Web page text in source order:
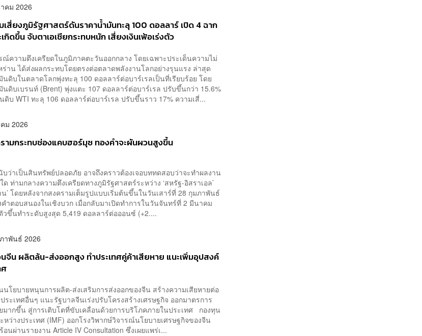
คม 2026
เสี่ยงภูมิรัฐศาสตร์ดันราคาน้ำมันทะลุ 100 ดอลลาร์ เปิด 4 ฉาก
กิดขึ้น จับตาเอเชียกระทบหนัก เสี่ยงเงินเฟ้อเร่งตัว
ณ์ความตึงเครียดในภูมิภาคตะวันออกกลาง โดยเฉพาะประเด็นความไม่
ร่าน ได้ส่งผลกระทบโดยตรงต่อตลาดพลังงานโลกอย่างรุนแรง ล่าสุด
นดิบในตลาดโลกพุ่งทะลุ 100 ดอลลาร์ต่อบาร์เรลเป็นที่เรียบร้อย โดย
นดิบเบรนท์ (Brent) พุ่งแตะ 107 ดอลลาร์ต่อบาร์เรล ปรับขึ้นกว่า 15.6%
ดิบ WTI ทะลุ 106 ดอลลาร์ต่อบาร์เรล ปรับขึ้นราว 17% ความเสี่...
ม 2026
ามกระทบช่องแคบฮอร์มุซ ทองคำจะผันผวนสูงขึ้น
บว่าเป็นสินทรัพย์ปลอดภัย อาจถึงคราวต้องเจอบททดสอบว่าจะทำผลงาน
ด ท่ามกลางความตึงเครียดทางภูมิรัฐศาสตร์ระหว่าง ‘สหรัฐ-อิสราเอล’
น’ โดยหลังจากสงครามเต็มรูปแบบเริ่มต้นขึ้นในวันเสาร์ที่ 28 กุมภาพันธ์
คำตอบสนองในเชิงบวก เมื่อกลับมาเปิดทำการในวันจันทร์ที่ 2 มีนาคม
วขึ้นทำระดับสูงสุด 5,419 ดอลลาร์ต่อออนซ์ (+2....
าพันธ์ 2026
นจีน ผลิตล้น-ส่งออกสูง ทำประเทศคู่ค้าเสียหาย แนะเพิ่มอุปสงค์
ศ
นโยบายหนุนการผลิต-ส่งเสริมการส่งออกของจีน สร้างความเสียหายต่อ
ระเทศอื่นๆ แนะรัฐบาลจีนเร่งปรับโครงสร้างเศรษฐกิจ ออกมาตรการ
มากขึ้น สู่การเติบโตที่ขับเคลื่อนด้วยการบริโภคภายในประเทศ กองทุน
หว่างประเทศ (IMF) ออกโรงวิพากษ์วิจารณ์นโยบายเศรษฐกิจของจีน
อนผ่านรายงาน Article IV Consultation ซึ่งเผยแพร่เ...